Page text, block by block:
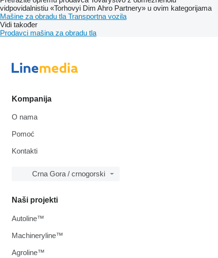
vidpovidalnistiu «Torhovyi Dim Ahro Partnery» u ovim kategorijama
Mašine za obradu tla Transportna vozila
Vidi također
Prodavci mašina za obradu tla
Kompanija
O nama
Pomoć
Kontakti
Crna Gora / crnogorski
Naši projekti
Autoline™
Machineryline™
Agroline™